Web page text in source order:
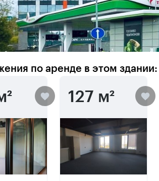
по аренде в этом здании:
127 м²